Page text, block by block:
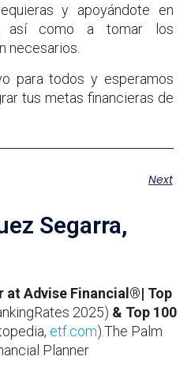
y apoyándote en
así como a tomar los
necesarios.
para todos y esperamos
tus metas financieras de
Next
Segarra,
at Advise Financial®| Top
2025) & Top 100
etf.com).The Palm
Planner